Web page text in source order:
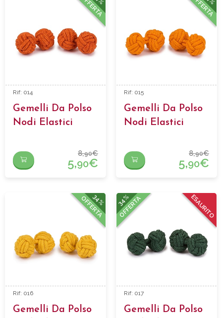
OFFERTA
Rif: 014
Gemelli Da Polso
Nodi Elastici
8,90€
5,90€
OFFERTA
Rif: 015
Gemelli Da Polso
Nodi Elastici
8,90€
5,90€
34%
OFFERTA
Rif: 016
Gemelli Da Polso
ESAURITO
34%
OFFERTA
Rif: 017
Gemelli Da Polso